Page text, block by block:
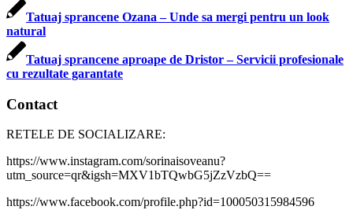
Tatuaj sprancene Ozana – Unde sa mergi pentru un look
natural
Tatuaj sprancene aproape de Dristor – Servicii profesionale
cu rezultate garantate
Contact
RETELE DE SOCIALIZARE:
https://www.instagram.com/sorinaisoveanu?
utm_source=qr&igsh=MXV1bTQwbG5jZzVzbQ==
https://www.facebook.com/profile.php?id=100050315984596